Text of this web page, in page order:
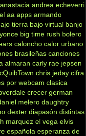
anastacia andrea echeverri
aa apps armando
tierra bajo virtual banjo
big time rush bolero
caloncho calor urbano
brasileñas canciones
almaran carly rae jepsen
chris jeday cifra
por webcam clasica
crecer german
melero daughtry
dexter diapasón distintas
marquez el vega elvis
española esperanza de